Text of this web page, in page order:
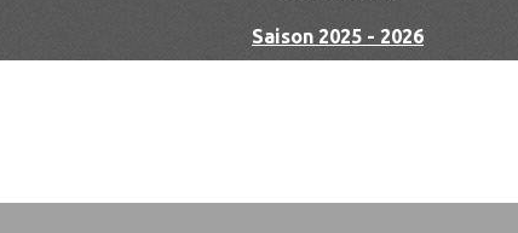
Saison 2025 - 2026